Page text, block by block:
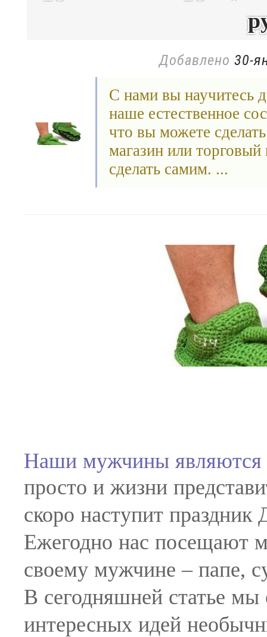
Добавлено30-
С нами вы научитесь
наше естественное
что вы можете
магазин или
сделать самим. ...
Наши мужчины
просто и жизни
скоро наступит
Ежегодно нас посещают
своему мужчине – папе,
В сегодняшней статье
интересных идей